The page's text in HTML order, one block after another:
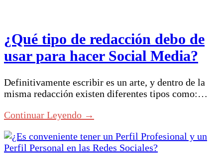
¿Qué tipo de redacción debo de
usar para hacer Social Media?
Definitivamente escribir es un arte, y dentro de la
misma redacción existen diferentes tipos como:…
Continuar Leyendo →